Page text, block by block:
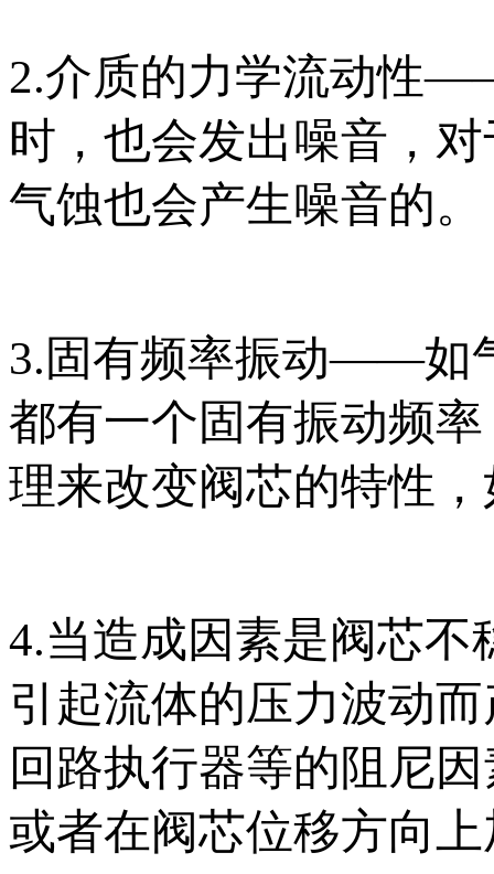
2.介质的力学流动性
时，也会发出噪音，
气蚀也会产生噪音的。
3.固有频率振动——如
都有一个固有振动频
理来改变阀芯的特性
4.当造成因素是阀芯
引起流体的压力波动
回路执行器等的阻尼
或者在阀芯位移方向